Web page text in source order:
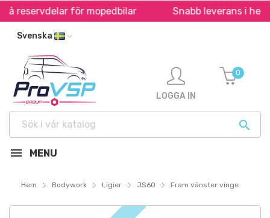
reservdelar för mopedbilar Snabb leverans i hela
Svenska

LOGGA IN
0
MENU
Hem Bodywork Ligier JS60 Fram vänster vinge